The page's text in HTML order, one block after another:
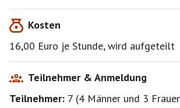
Kosten
16,00 Euro je Stunde, wird aufgeteilt
Teilnehmer & Anmeldung
Teilnehmer: 7 (4 Männer und 3